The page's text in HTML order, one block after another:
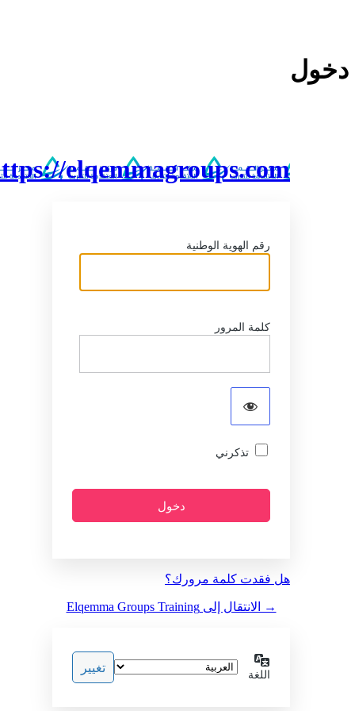
https://elqemmagroups.com
رقم الهوية الوطنية
كلمة المرور
تذكرني
هل فقدت كلمة مرورك؟
→ الانتقال إلى Elqemma Groups Training
اللغة